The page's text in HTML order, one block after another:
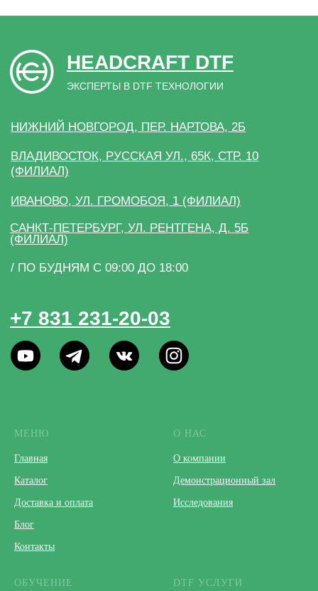
МЕНЮ
Главная
Каталог
Доставка и оплата
Блог
Контакты
О НАС
О компании
Демонстрационный зал
Исследования
ОБУЧЕНИЕ DTF УСЛУГИ